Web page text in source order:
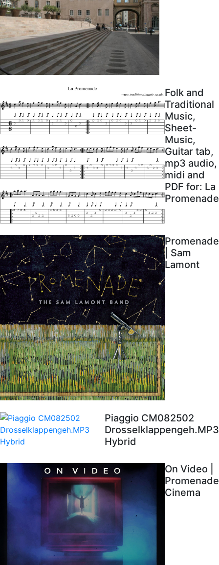
Folk and
Traditional
Music,
Sheet-
Music,
Guitar tab,
mp3 audio,
midi and
PDF for: La
Promenade
Promenade
| Sam
Lamont
Piaggio CM082502
Drosselklappengeh.MP3
Hybrid
On Video |
Promenade
Cinema